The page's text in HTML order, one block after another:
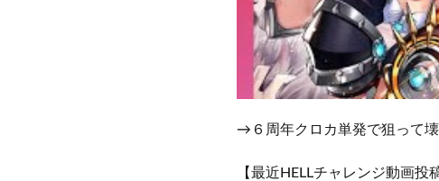
→６周年クロカ単発で狙って壊
【最近HELLチャレンジ動画投